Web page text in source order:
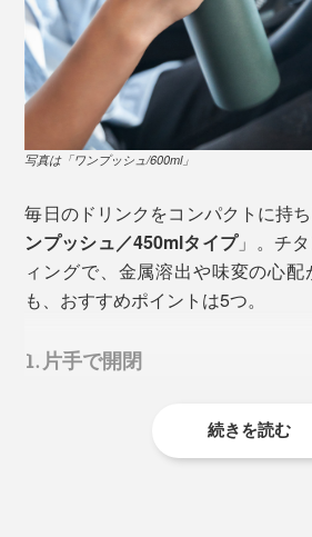
きるわけではありません。ただ、毎
キズは避けられず、数年使ったボ
のも難しいもの。やっぱり気になり
また、そもそもステンレスやプラ
写真は「ワンプッシュ/600ml」
毎日のドリンクをコンパクトに持
ンプッシュ／450mlタイプ」。チ
ィングで、金属溶出や味変の心
も、おすすめポイントは5つ。
1. 片手で開閉
フタは、ボタンひとつで跳ね上が
続きを読む